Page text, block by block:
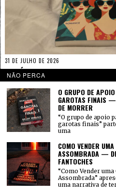
31 DE JULHO DE 2026
HISTÓRIAS DE MULHERES
LIVROS PORCARLOS BARROS
“Histórias de mulheres casadas” é
título pode dar a impressão de uma
principalmente a vida de Gabriela e
história sobre mulheres adultas que
frustram e tentam entender
NÃO PERCA
O GRUPO DE
GAROTAS FINAIS
DE MORRER
“O grupo de apoio
garotas finais”
uma
COMO VENDER
ASSOMBRADA —
FANTOCHES
“Como Vender uma
Assombrada”
uma narrativa de